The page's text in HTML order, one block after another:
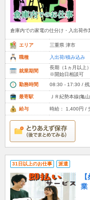
倉庫内での家電の仕分け・入出荷作
エリア 三重県 津市
職種 入出荷/積み込み
就業期間
長期（1ヵ月以上）
※開始日相談可
勤務時間
08:30 - 17:30 / 残
最寄駅 ＪＲ紀勢本線(亀
給与 時給： 1,400円 /
31日以上のお仕事 派遣
業